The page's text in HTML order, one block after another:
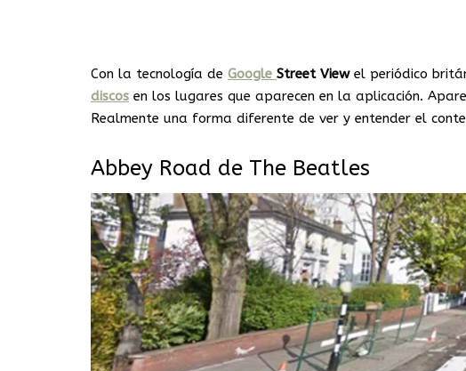
Con la tecnología de Google Street Viewel periódico
discos en los lugares que aparecen en la aplicación.
Realmente una forma diferente de ver y entender el
Abbey Road de The Beatles